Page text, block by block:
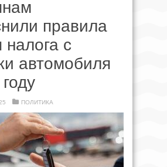
правила
налога с
автомобиля
ПОЛИТИКА